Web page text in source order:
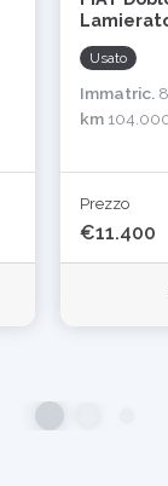
Usato
Immatric.
km
Prezzo
€11.400